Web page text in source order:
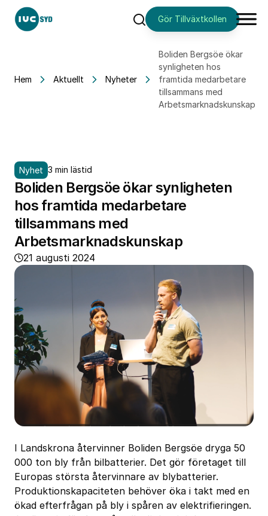
SökGör Tillväxtkollen
Hem Aktuellt Nyheter
Boliden Bergsöe ökar
synligheten hos
framtida medarbetare
tillsammans med
Arbetsmarknadskunskap
Nyhet 3 min lästid
Boliden Bergsöe ökar synligheten
hos framtida medarbetare
tillsammans med
Arbetsmarknadskunskap
21 augusti 2024
I Landskrona återvinner Boliden Bergsöe dryga 50
000 ton bly från bilbatterier. Det gör företaget till
Europas största återvinnare av blybatterier.
Produktionskapaciteten behöver öka i takt med en
ökad efterfrågan på bly i spåren av elektrifieringen.